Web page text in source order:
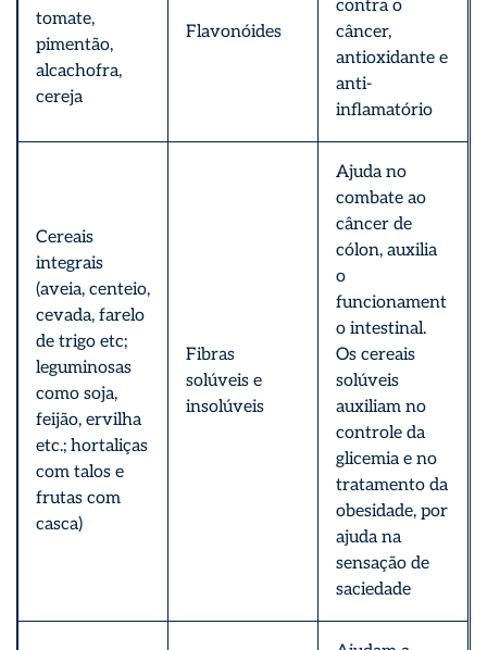
tomate,
pimentão,
alcachofra,
cereja
Flavonóides
contra o
câncer,
antioxidante e
anti-
inflamatório
Cereais
integrais
(aveia, centeio,
cevada, farelo
de trigo etc;
leguminosas
como soja,
feijão, ervilha
etc.; hortaliças
com talos e
frutas com
casca)
Fibras
solúveis e
insolúveis
Ajuda no
combate ao
câncer de
cólon, auxilia
o
funcionament
o intestinal.
Os cereais
solúveis
auxiliam no
controle da
glicemia e no
tratamento da
obesidade, por
ajuda na
sensação de
saciedade